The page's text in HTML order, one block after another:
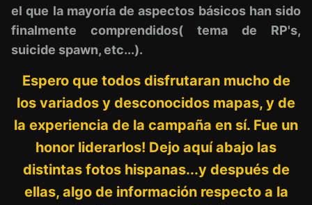
el que la mayoría de aspectos básicos han sido
finalmente comprendidos( tema de RP's,
suicide spawn, etc...).
Espero que todos disfrutaran mucho de
los variados y desconocidos mapas, y de
la experiencia de la campaña en sí. Fue un
honor liderarlos! Dejo aquí abajo las
distintas fotos hispanas...y después de
ellas, algo de información respecto a la